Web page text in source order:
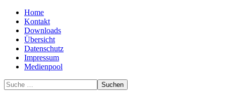
Home
Kontakt
Downloads
Übersicht
Datenschutz
Impressum
Medienpool
Suchen